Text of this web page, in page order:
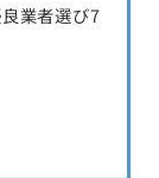
業者選び7